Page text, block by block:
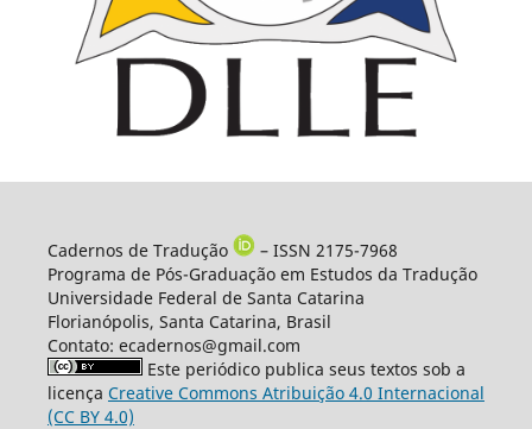
Cadernos de Tradução
– ISSN 2175-7968
Programa de Pós-Graduação em Estudos da Tradução
Universidade Federal de Santa Catarina
Florianópolis, Santa Catarina, Brasil
Contato: ecadernos@gmail.com
Este periódico publica seus textos sob a
licença Creative Commons Atribuição 4.0 Internacional
(CC BY 4.0)